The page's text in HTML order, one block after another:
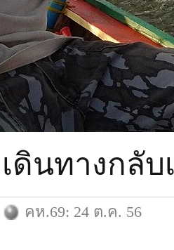
ดินทางกลับ
คห.69: 24 ต.ค. 56